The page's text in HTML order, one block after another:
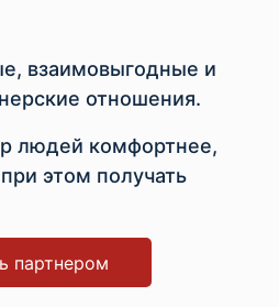
взаимовыгодные и
отношения.
людей комфортнее,
этом получать
партнером